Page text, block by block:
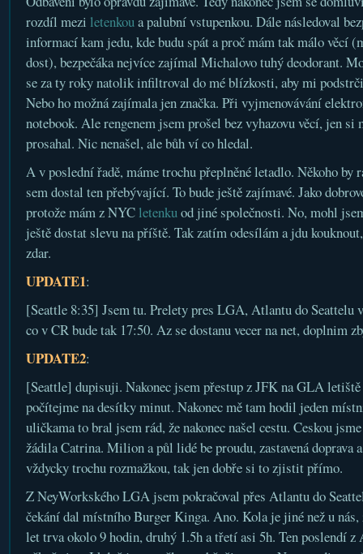
rozdíl mezi letenkoua palubní vstupenkou. Dále následoval
informací kam jedu, kde budu spát a proč mám tak málo věcí
dost), bezpečáka nejvíce zajímal Michalovo tuhý deodorant.
se za ty roky natolik infiltroval do mé blízkosti, aby mi
Nebo ho možná zajímala jen značka. Při vyjmenovávání
notebook. Ale rengenem jsem prošel bez vyhazovu věcí, jen si
prosahal. Nic nenašel, ale bůh ví co hledal.
A v poslední řadě, máme trochu přeplněné letadlo. Někoho by
sem dostal ten přebývající. To bude ještě zajímavé. Jako
protože mám z NYC letenkuod jiné společnosti. No, mohl
ještě dostat slevu na příště. Tak zatím odesílám a jdu
zdar.
UPDATE1:
[Seattle 8:35] Jsem tu. Prelety pres LGA, Atlantu do Seattelu
co v CR bude tak 17:50. Az se dostanu vecer na net, doplnim
UPDATE2:
[Seattle] dupisuji. Nakonec jsem přestup z JFK na GLA
počítejme na desítky minut. Nakonec mě tam hodil jeden
uličkama to bral jsem rád, že nakonec našel cestu. Ceskou
žádila Catrina. Milion a půl lidé be proudu, zastavená doprava
vždycky trochu rozmažkou, tak jen dobře si to zjistit přímo.
Z NeyWorkského LGA jsem pokračoval přes Atlantu do
čekání dal místního Burger Kinga. Ano. Kola je jiné než u nás,
let trva okolo 9 hodin, druhý 1.5h a třetí asi 5h. Ten poslendí z